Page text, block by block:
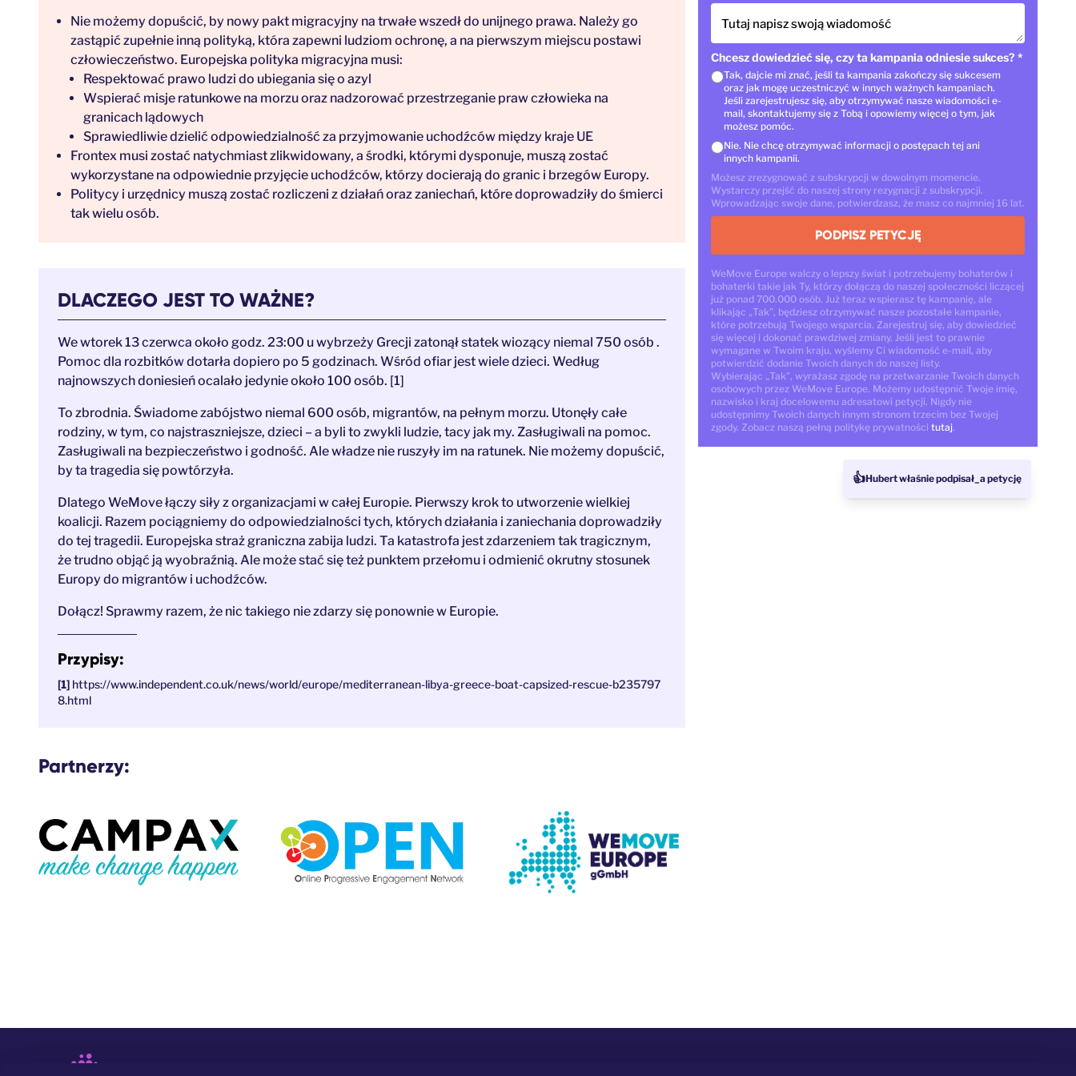
Nie możemy dopuścić, by nowy pakt migracyjny na trwałe wszedł do unijnego prawa. Należy go
zastąpić zupełnie inną polityką, która zapewni ludziom ochronę, a na pierwszym miejscu postawi
człowieczeństwo. Europejska polityka migracyjna musi:
Respektować prawo ludzi do ubiegania się o azyl
Wspierać misje ratunkowe na morzu oraz nadzorować przestrzeganie praw człowieka na
granicach lądowych
Sprawiedliwie dzielić odpowiedzialność za przyjmowanie uchodźców między kraje UE
Frontex musi zostać natychmiast zlikwidowany, a środki, którymi dysponuje, muszą zostać
wykorzystane na odpowiednie przyjęcie uchodźców, którzy docierają do granic i brzegów Europy.
Politycy i urzędnicy muszą zostać rozliczeni z działań oraz zaniechań, które doprowadziły do śmierci
tak wielu osób.
DLACZEGO JEST TO WAŻNE?
We wtorek 13 czerwca około godz. 23:00 u wybrzeży Grecji zatonął statek wiozący niemal 750 osób .
Pomoc dla rozbitków dotarła dopiero po 5 godzinach. Wśród ofiar jest wiele dzieci. Według
najnowszych doniesień ocalało jedynie około 100 osób. [1]
To zbrodnia. Świadome zabójstwo niemal 600 osób, migrantów, na pełnym morzu. Utonęły całe
rodziny, w tym, co najstraszniejsze, dzieci – a byli to zwykli ludzie, tacy jak my. Zasługiwali na pomoc.
Zasługiwali na bezpieczeństwo i godność. Ale władze nie ruszyły im na ratunek. Nie możemy dopuścić,
by ta tragedia się powtórzyła.
Dlatego WeMove łączy siły z organizacjami w całej Europie. Pierwszy krok to utworzenie wielkiej
koalicji. Razem pociągniemy do odpowiedzialności tych, których działania i zaniechania doprowadziły
do tej tragedii. Europejska straż graniczna zabija ludzi. Ta katastrofa jest zdarzeniem tak tragicznym,
że trudno objąć ją wyobraźnią. Ale może stać się też punktem przełomu i odmienić okrutny stosunek
Europy do migrantów i uchodźców.
Dołącz! Sprawmy razem, że nic takiego nie zdarzy się ponownie w Europie.
Przypisy:
https://www.independent.co.uk/news/world/europe/mediterranean-libya-greece-boat-capsized-rescue-b235797
8.html
Partnerzy:
Tutaj napisz swoją wiadomość
Chcesz dowiedzieć się, czy ta kampania odniesie sukces? *
Tak, dajcie mi znać, jeśli ta kampania zakończy się sukcesem
oraz jak mogę uczestniczyć w innych ważnych kampaniach.
Jeśli zarejestrujesz się, aby otrzymywać nasze wiadomości e-
mail, skontaktujemy się z Tobą i opowiemy więcej o tym, jak
możesz pomóc.
Nie. Nie chcę otrzymywać informacji o postępach tej ani
innych kampanii.
Możesz zrezygnować z subskrypcji w dowolnym momencie.
Wystarczy przejść do naszej strony rezygnacji z subskrypcji.
Wprowadzając swoje dane, potwierdzasz, że masz co najmniej 16 lat.
PODPISZ PETYCJĘ
WeMove Europe walczy o lepszy świat i potrzebujemy bohaterów i
bohaterki takie jak Ty, którzy dołączą do naszej społeczności liczącej
już ponad 700.000 osób. Już teraz wspierasz tę kampanię, ale
klikając „Tak”, będziesz otrzymywać nasze pozostałe kampanie,
które potrzebują Twojego wsparcia. Zarejestruj się, aby dowiedzieć
się więcej i dokonać prawdziwej zmiany. Jeśli jest to prawnie
wymagane w Twoim kraju, wyślemy Ci wiadomość e-mail, aby
potwierdzić dodanie Twoich danych do naszej listy.
Wybierając „Tak”, wyrażasz zgodę na przetwarzanie Twoich danych
osobowych przez WeMove Europe. Możemy udostępnić Twoje imię,
nazwisko i kraj docelowemu adresatowi petycji. Nigdy nie
udostępnimy Twoich danych innym stronom trzecim bez Twojej
zgody. Zobacz naszą pełną politykę prywatności tutaj.
👍Hubert właśnie podpisał_a petycję